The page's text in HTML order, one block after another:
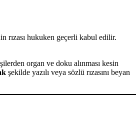
rızası hukuken geçerli kabul edilir.
organ ve doku alınması kesin
şekilde yazılı veya sözlü rızasını beyan